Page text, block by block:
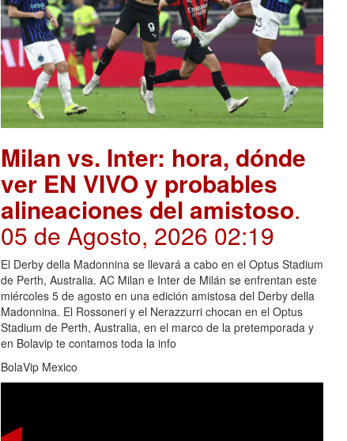
Milan vs. Inter: hora, dónde
ver EN VIVO y probables
alineaciones del amistoso.
05 de Agosto, 2026 02:19
El Derby della Madonnina se llevará a cabo en el Optus Stadium
de Perth, Australia. AC Milan e Inter de Milán se enfrentan este
miércoles 5 de agosto en una edición amistosa del Derby della
Madonnina. El Rossoneri y el Nerazzurri chocan en el Optus
Stadium de Perth, Australia, en el marco de la pretemporada y
en Bolavip te contamos toda la info
BolaVip Mexico